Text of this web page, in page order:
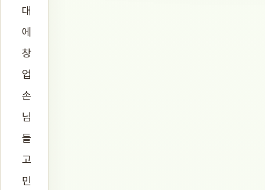
대
에
창
업
손
님
들
고
민